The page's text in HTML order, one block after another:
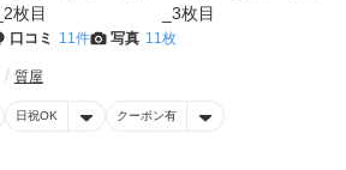
口コミ 11件 写真 11枚
質屋
日祝OK クーポン有